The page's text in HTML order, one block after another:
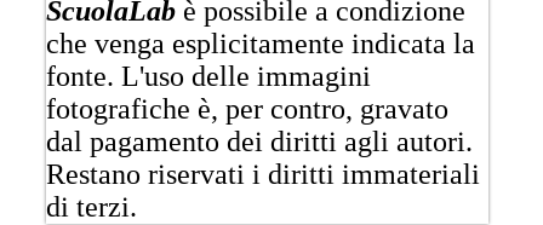
ScuolaLab è possibile a condizione
che venga esplicitamente indicata la
fonte. L'uso delle immagini
fotografiche è, per contro, gravato
dal pagamento dei diritti agli autori.
Restano riservati i diritti immateriali
di terzi.